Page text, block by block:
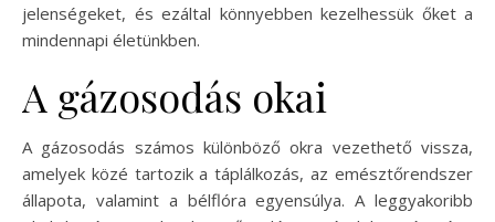
jelenségeket, és ezáltal könnyebben kezelhessük őket a
mindennapi életünkben.
A gázosodás okai
A gázosodás számos különböző okra vezethető vissza,
amelyek közé tartozik a táplálkozás, az emésztőrendszer
állapota, valamint a bélflóra egyensúlya. A leggyakoribb